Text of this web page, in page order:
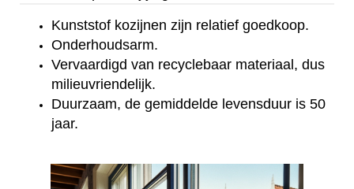
Kunststof kozijnen zijn relatief goedkoop.
Onderhoudsarm.
Vervaardigd van recyclebaar materiaal, dus
milieuvriendelijk.
Duurzaam, de gemiddelde levensduur is 50
jaar.